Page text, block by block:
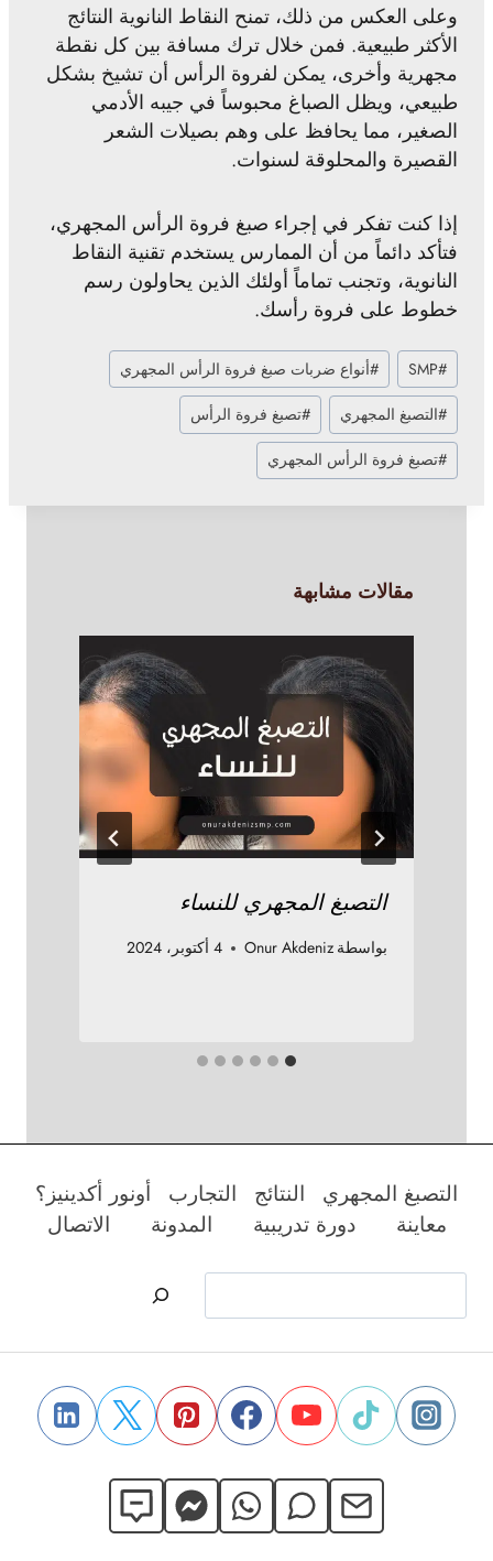
وعلى العكس من ذلك، تمنح النقاط النانوية النتائج
الأكثر طبيعية. فمن خلال ترك مسافة بين كل نقطة
مجهرية وأخرى، يمكن لفروة الرأس أن تشيخ بشكل
طبيعي، ويظل الصباغ محبوساً في جيبه الأدمي
الصغير، مما يحافظ على وهم بصيلات الشعر
القصيرة والمحلوقة لسنوات.
إذا كنت تفكر في إجراء صبغ فروة الرأس المجهري،
فتأكد دائماً من أن الممارس يستخدم تقنية النقاط
النانوية، وتجنب تماماً أولئك الذين يحاولون رسم
خطوط على فروة رأسك.
وسوم
المقال:
#
SMP
#أنواع ضربات صبغ فروة الرأس المجهري
#التصبغ المجهري #تصبغ فروة الرأس
#تصبغ فروة الرأس المجهري
مقالات مشابهة
التصبغ المجهري للنساء
بواسطة Onur Akdeniz 4 أكتوبر، 2024
التصبغ المجهري النتائج التجارب
أونور أكدينيز؟
معاينة
دورة تدريبية المدونة الاتصال